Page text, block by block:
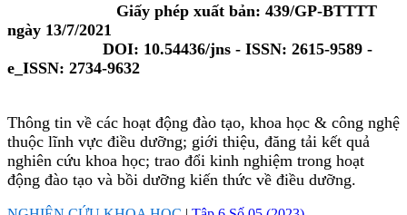
Giấy phép xuất bản: 439/GP-BTTTT
ngày 13/7/2021
DOI: 10.54436/jns - ISSN: 2615-9589 -
e_ISSN: 2734-9632
Thông tin về các hoạt động đào tạo, khoa học & công nghệ
thuộc lĩnh vực điều dưỡng; giới thiệu, đăng tải kết quả
nghiên cứu khoa học; trao đổi kinh nghiệm trong hoạt
động đào tạo và bồi dưỡng kiến thức về điều dưỡng.